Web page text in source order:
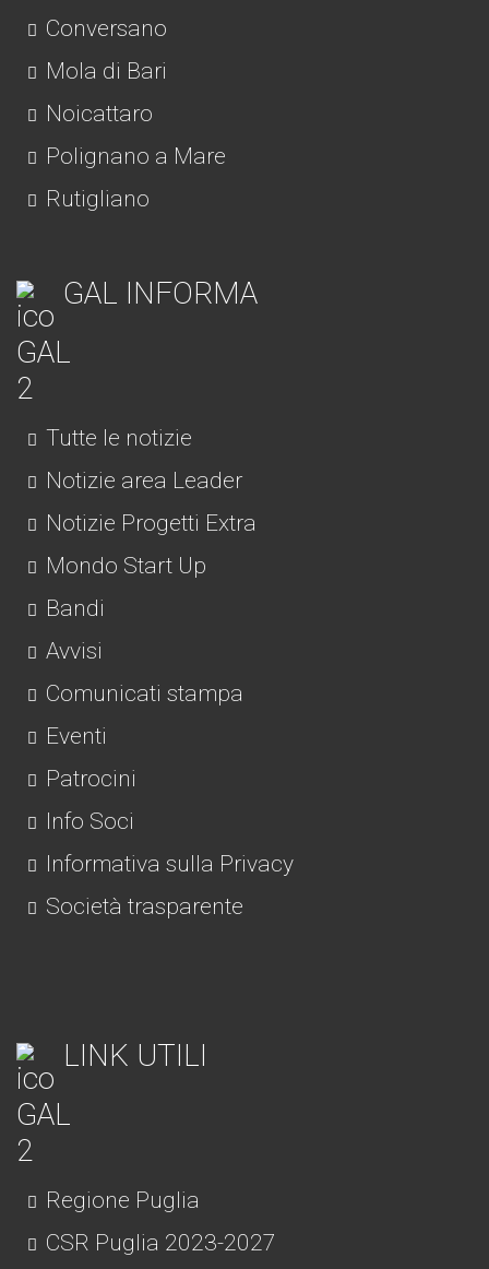
Conversano
Mola di Bari
Noicattaro
Polignano a Mare
Rutigliano
GAL INFORMA
Tutte le notizie
Notizie area Leader
Notizie Progetti Extra
Mondo Start Up
Bandi
Avvisi
Comunicati stampa
Eventi
Patrocini
Info Soci
Informativa sulla Privacy
Società trasparente
LINK UTILI
Regione Puglia
CSR Puglia 2023-2027